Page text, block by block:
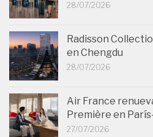
28/07/2026
Radisson
en Chengdu
28/07/2026
Air France
Première en
27/07/2026